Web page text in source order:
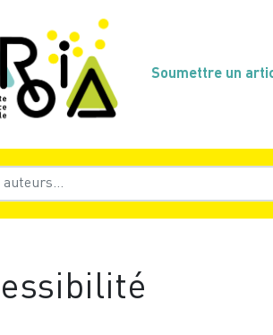
Soumettre un